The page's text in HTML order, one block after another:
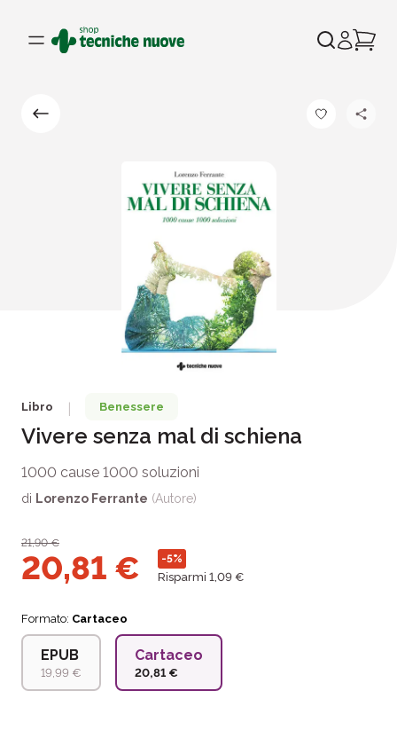
Libro Benessere
Vivere senza mal di schiena
1000 cause 1000 soluzioni
di Lorenzo Ferrante (Autore)
21,90€
20,81 € -5%
Risparmi 1,09 €
Formato: Cartaceo
EPUB
19,99 €
Cartaceo
20,81 €